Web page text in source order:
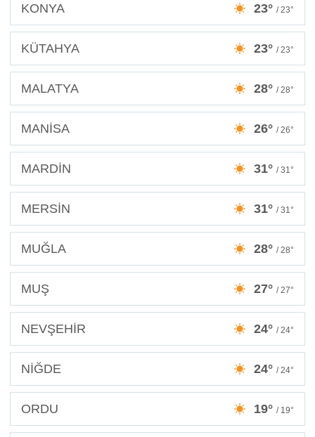
KONYA 23° / 23°
KÜTAHYA 23° / 23°
MALATYA 28° / 28°
MANİSA 26° / 26°
MARDİN 31° / 31°
MERSİN 31° / 31°
MUĞLA 28° / 28°
MUŞ 27° / 27°
NEVŞEHİR 24° / 24°
NİĞDE 24° / 24°
ORDU 19° / 19°